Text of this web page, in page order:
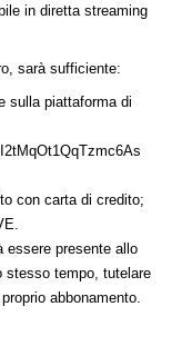
in diretta streaming
sarà sufficiente:
sulla piattaforma di
con carta di credito;
essere presente allo
stesso tempo, tutelare
abbonamento.